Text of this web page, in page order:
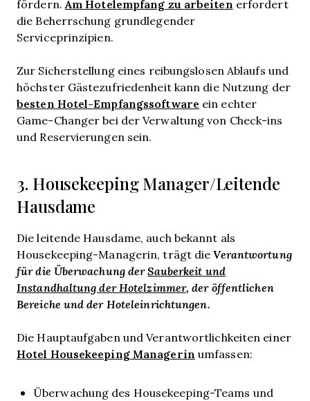
fördern.Am Hotelempfang zu arbeiten erfordert
die Beherrschung grundlegender
Serviceprinzipien.
Zur Sicherstellung eines reibungslosen Ablaufs und
höchster Gästezufriedenheit kann die Nutzung der
besten Hotel-Empfangssoftware ein echter
Game-Changer bei der Verwaltung von Check-ins
und Reservierungen sein.
3. Housekeeping Manager/Leitende
Hausdame
Die leitende Hausdame, auch bekannt als
Housekeeping-Managerin, trägt dieVerantwortung
für die Überwachung derSauberkeit und
Instandhaltung der Hotelzimmer, der öffentlichen
Bereiche und der Hoteleinrichtungen.
Die Hauptaufgaben und Verantwortlichkeiten einer
Hotel Housekeeping Managerin umfassen:
Überwachung des Housekeeping-Teams und